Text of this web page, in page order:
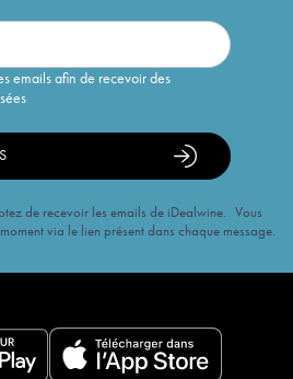
emails afin de recevoir des
de recevoir les emails de iDealwine. Vous
via le lien présent dans chaque message.